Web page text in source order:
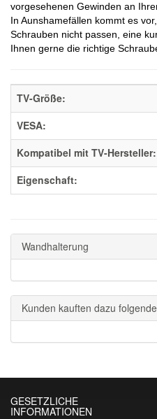
vorgesehenen Gewinden an
In Aunshamefällen kommt es
Schrauben nicht passen, eine
Ihnen gerne die richtige
TV-Größe:
VESA:
Kompatibel mit TV-Hersteller:
Eigenschaft:
Wandhalterung
Kunden kauften dazu
GESETZLICHE
INFORMATIONEN